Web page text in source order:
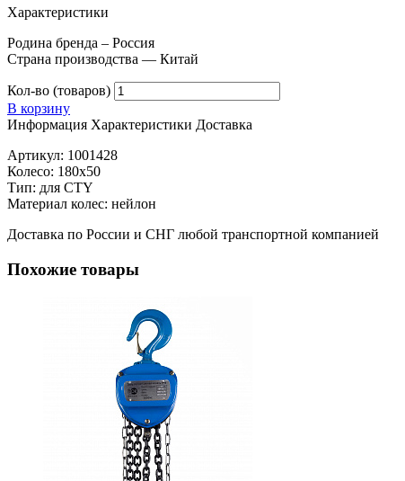
Характеристики
Родина бренда – Россия
Страна производства — Китай
Кол-во (товаров)
В корзину
Информация Характеристики Доставка
Артикул: 1001428
Колесо: 180х50
Тип: для CTY
Материал колес: нейлон
Доставка по России и СНГ любой транспортной компанией
Похожие товары